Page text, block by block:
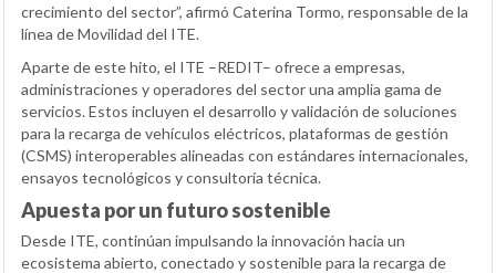
crecimiento del sector”, afirmó Caterina Tormo, responsable de la
línea de Movilidad del ITE.
Aparte de este hito, el ITE –REDIT– ofrece a empresas,
administraciones y operadores del sector una amplia gama de
servicios. Estos incluyen el desarrollo y validación de soluciones
para la recarga de vehículos eléctricos, plataformas de gestión
(CSMS) interoperables alineadas con estándares internacionales,
ensayos tecnológicos y consultoría técnica.
Apuesta por un futuro sostenible
Desde ITE, continúan impulsando la innovación hacia un
ecosistema abierto, conectado y sostenible para la recarga de